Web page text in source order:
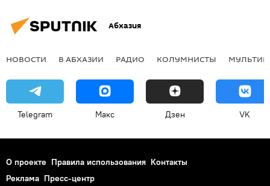
Абхазия
НОВОСТИ В АБХАЗИИ РАДИО КОЛУМНИСТЫ
Telegram Макс Дзен VK
О проекте Правила использования Контакты
Реклама Пресс-центр